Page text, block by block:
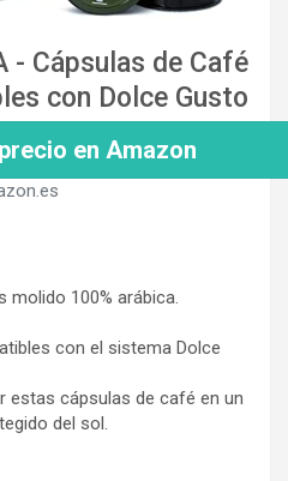
- Cápsulas de Café
con Dolce Gusto
en Amazon
molido 100% arábica.
con el sistema Dolce
estas cápsulas de café en un
del sol.